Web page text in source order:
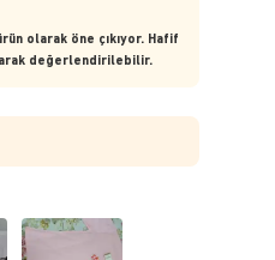
olarak öne çıkıyor. Hafif
değerlendirilebilir.